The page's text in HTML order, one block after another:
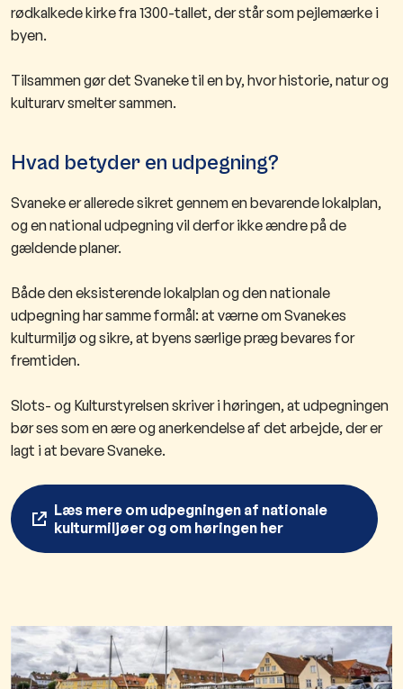
rødkalkede kirke fra 1300-tallet, der står som pejlemærke i
byen.
Tilsammen gør det Svaneke til en by, hvor historie, natur og
kulturarv smelter sammen.
Hvad betyder en udpegning?
Svaneke er allerede sikret gennem en bevarende lokalplan,
og en national udpegning vil derfor ikke ændre på de
gældende planer.
Både den eksisterende lokalplan og den nationale
udpegning har samme formål: at værne om Svanekes
kulturmiljø og sikre, at byens særlige præg bevares for
fremtiden.
Slots- og Kulturstyrelsen skriver i høringen, at udpegningen
bør ses som en ære og anerkendelse af det arbejde, der er
lagt i at bevare Svaneke.
Læs mere om udpegningen af nationale
kulturmiljøer og om høringen her